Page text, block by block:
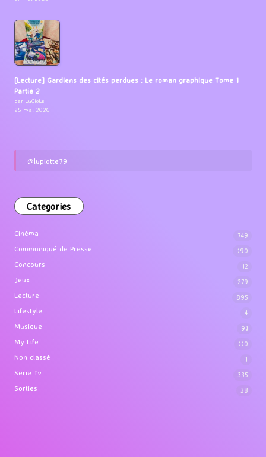
[Lecture] Gardiens des cités perdues : Le roman graphique Tome 1
Partie 2
par LuCioLe
25 mai 2026
@lupiotte79
Categories
Cinéma 749
Communiqué de Presse 190
Concours 12
Jeux 279
Lecture 895
Lifestyle 4
Musique 91
My Life 110
Non classé 1
Serie Tv 335
Sorties 38